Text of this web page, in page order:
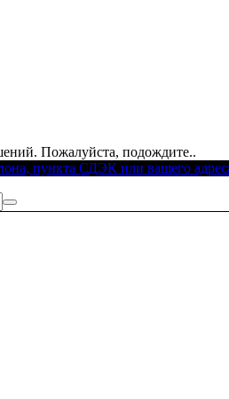
Пожалуйста, подождите..
пункта СДЭК или вашего